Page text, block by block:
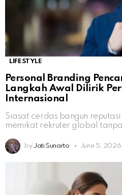
LIFESTYLE
Personal Branding
Langkah Awal Dilirik
Internasional
Siasat cerdas bangun
memikat rekruter global
by Jati Sunarto June 5,